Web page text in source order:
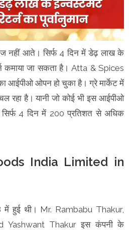
नहीं आते। सिर्फ 4 दिन में डेढ़ लाख के
कमाया जा सकता है। Atta & Spices
आईपीओ ओपन हो चुका है। ग्रे मार्केट में
रहा है। यानी जो कोई भी इस आईपीओ
4 दिन में 200 प्रतिशत से अधिक
India Limited in
में हुई थी। Mr. Rambabu Thakur,
Yashwant Thakur इस कंपनी के